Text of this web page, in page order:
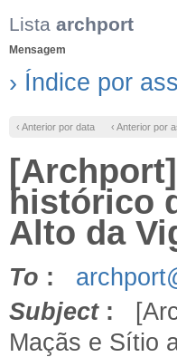
Lista archport
Mensagem
› Índice por
‹ Anterior por data ‹ Anterior por
histórico
Alto da
To :
Subject:
Maçãs e Sítio